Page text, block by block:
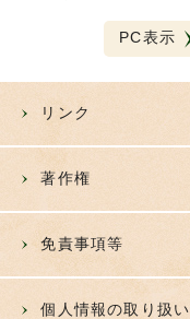
PC表示
リンク
著作権
免責事項等
個人情報の取り扱い